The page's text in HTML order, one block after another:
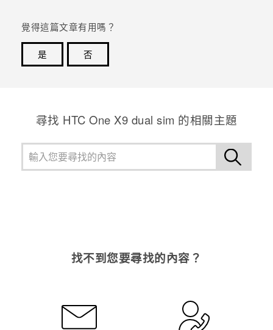
覺得這篇文章有用嗎？
是
否
尋找 HTC One X9 dual sim 的相關主題
找不到您要尋找的內容？